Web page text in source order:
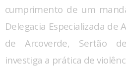
cumprimento de um
Delegacia Especializada
de Arcoverde, Sertão
investiga a prática de